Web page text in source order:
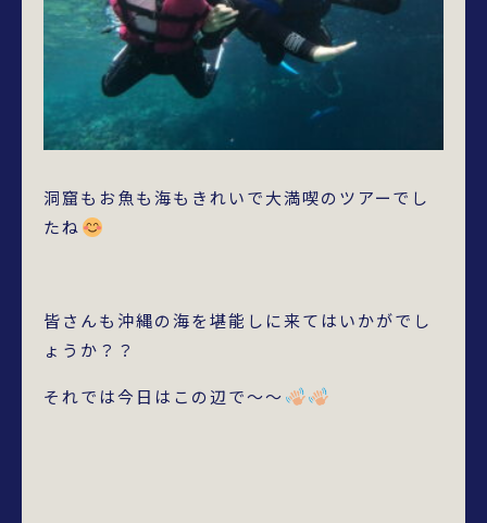
洞窟もお魚も海もきれいで大満喫のツアーでし
たね
皆さんも沖縄の海を堪能しに来てはいかがでし
ょうか？？
それでは今日はこの辺で～～